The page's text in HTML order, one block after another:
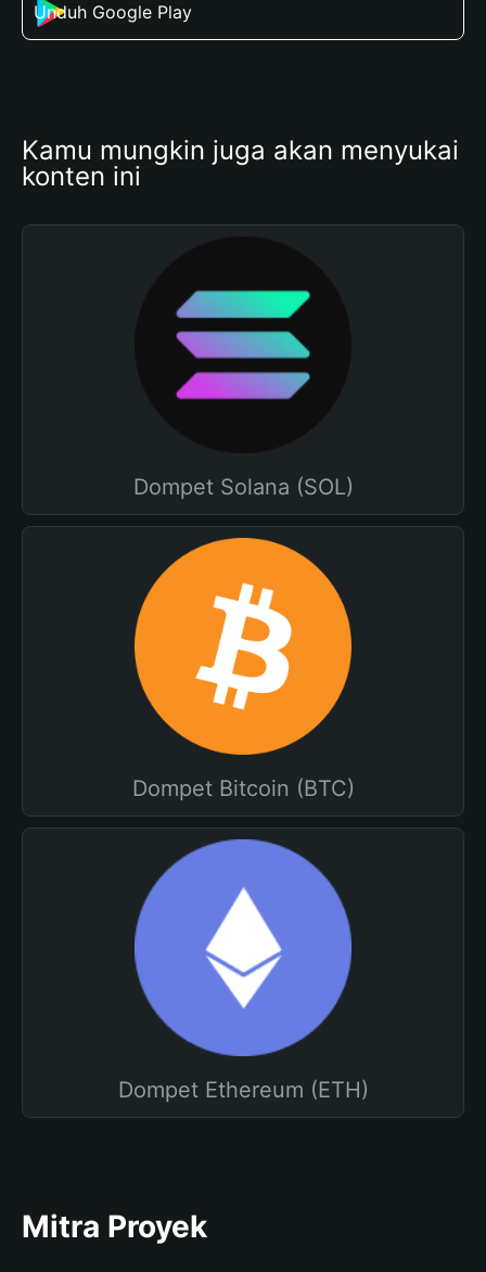
Unduh Google Play
Kamu mungkin juga akan menyukai
konten ini
Dompet Solana (SOL)
Dompet Bitcoin (BTC)
Dompet Ethereum (ETH)
Mitra Proyek